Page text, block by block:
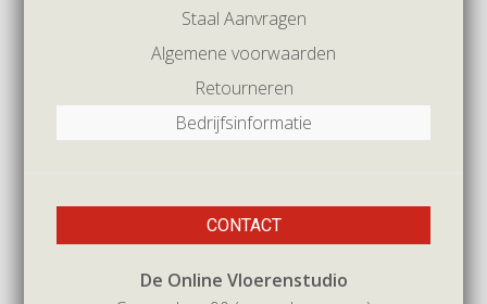
Staal Aanvragen
Algemene voorwaarden
Retourneren
Bedrijfsinformatie
CONTACT
De Online Vloerenstudio